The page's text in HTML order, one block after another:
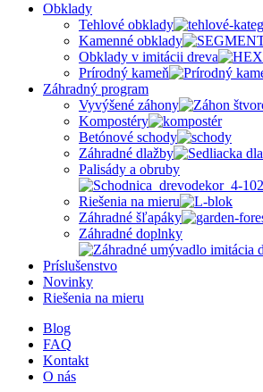
Obklady
Tehlové obklady
Kamenné obklady
Obklady v imitácii dreva
Prírodný kameň
Záhradný program
Vyvýšené záhony
Kompostéry
Betónové schody
Záhradné dlažby
Palisády a obruby
Riešenia na mieru
Záhradné šľapáky
Záhradné doplnky
Príslušenstvo
Novinky
Riešenia na mieru
Blog
FAQ
Kontakt
O nás